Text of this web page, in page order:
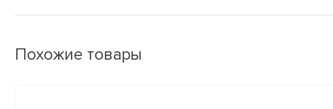
Похожие товары